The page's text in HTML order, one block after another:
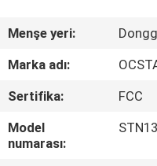
GÖSTERISI
FABRIKA
Menşe yeri:
Marka adı:
Sertifika:
FCC
Model
numarası: